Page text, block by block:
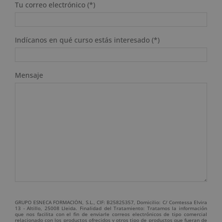
Tu correo electrónico (*)
Indícanos en qué curso estás interesado (*)
Mensaje
GRUPO ESNECA FORMACIÓN, S.L., CIF: B25825357, Domicilio: C/ Comtessa Elvira
13 - Altillo, 25008 Lleida. Finalidad del Tratamiento: Tratamos la información
que nos facilita con el fin de enviarle correos electrónicos de tipo comercial
relacionado con los productos ofrecidos y otros tipo de productos que fueran de